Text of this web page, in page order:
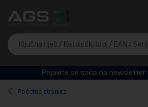
Ova postavka prilagođava
vašim potrebama.
Da
biste
potražili
proizvod,
unesite
ključnu
riječ,
Prijavite se sada na
Početna stranica